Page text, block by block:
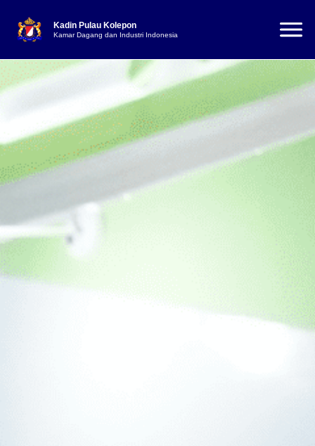
Kadin Pulau Kolepon
Kamar Dagang dan Industri Indonesia